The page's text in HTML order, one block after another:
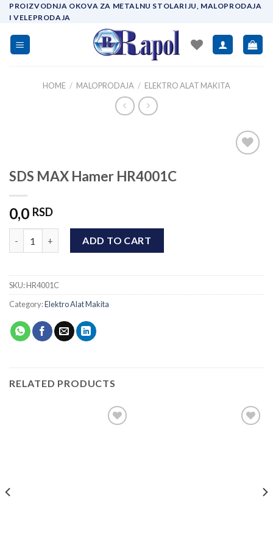
Skip
content
PROIZVODNJA OKOVA ZA METALNU STOLARIJU, MALOPRODAJA
I VELEPRODAJA
HOME / MALOPRODAJA / ELEKTRO ALAT MAKITA
SDS MAX Hamer HR4001C
0,0 RSD
ADD TO CART
SKU:HR4001C
Category:Elektro Alat Makita
RELATED PRODUCTS